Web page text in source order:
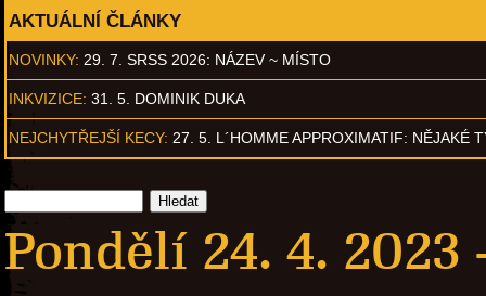
AKTUÁLNÍ ČLÁNKY
NOVINKY: 29. 7. SRSS 2026: NÁZEV ~ MÍSTO
INKVIZICE: 31. 5. DOMINIK DUKA
NEJCHYTŘEJŠÍ KECY: 27. 5. L´HOMME APPROXIMATIF: NĚJAKÉ
Pondělí 24. 4. 2023